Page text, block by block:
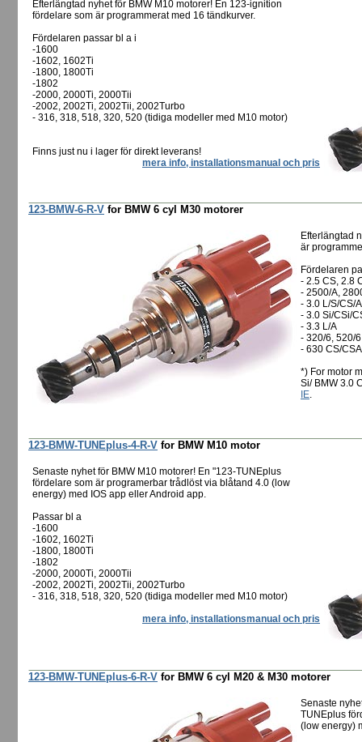
Efterlängtad nyhet för BMW M10 motorer! En 123-ignition
fördelare som är programmerat med 16 tändkurver.
Fördelaren passar bl a i
-1600
-1602, 1602Ti
-1800, 1800Ti
-1802
-2000, 2000Ti, 2000Tii
-2002, 2002Ti, 2002Tii, 2002Turbo
- 316, 318, 518, 320, 520 (tidiga modeller med M10 motor)
Finns just nu i lager för direkt leverans!
mera info, installationsmanual och pris
123-BMW-6-R-V for BMW 6 cyl M30 motorer
Efterlängtad
är
Fördelaren
- 2.5 CS, 2.8
- 2500/A,
- 3.0 L/S/CS/A
- 3.0 Si/CSi/
- 3.3 L/A
- 320/6, 520/6
- 630 CS/CSA
*) For motor
Si/ BMW 3.0
IE.
123-BMW-TUNEplus-4-R-V for BMW M10 motor
Senaste nyhet för BMW M10 motorer! En "123-TUNEplus
fördelare som är programerbar trådlöst via blåtand 4.0 (low
energy) med IOS app eller Android app.
Passar bl a
-1600
-1602, 1602Ti
-1800, 1800Ti
-1802
-2000, 2000Ti, 2000Tii
-2002, 2002Ti, 2002Tii, 2002Turbo
- 316, 318, 518, 320, 520 (tidiga modeller med M10 motor)
mera info, installationsmanual och pris
123-BMW-TUNEplus-6-R-V for BMW 6 cyl M20 & M30 motorer
Senaste
TUNEplus
(low energy)